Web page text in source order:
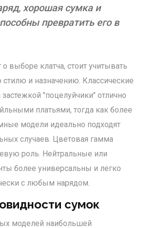
хорошая сумка и
превратить его в
о выборе клатча, стоит учитывать
стилю и назначению. Классические
"поцелуйчики" отлично
платьями, тогда как более
модели идеально подходят
случаев. Цветовая гамма
роль. Нейтральные или
более универсальны и легко
с любым нарядом.
сумок
моделей наибольшей